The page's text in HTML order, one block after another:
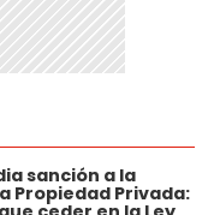
sanción a la
Propiedad Privada: